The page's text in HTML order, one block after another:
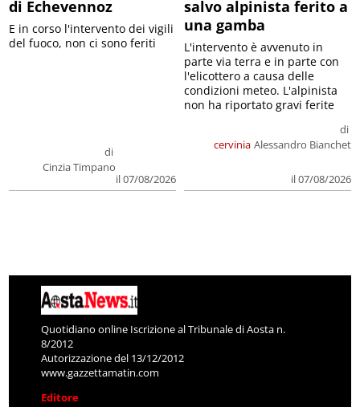
di Echevennoz
di
Cinzia Timpano
il 07/08/2026
E in corso l'intervento dei vigili
del fuoco, non ci sono feriti
salvo alpinista ferito a
una gamba
cervinia
di
Alessandro Bianchet
il 07/08/2026
L'intervento è avvenuto in
parte via terra e in parte con
l'elicottero a causa delle
condizioni meteo. L'alpinista
non ha riportato gravi ferite
Quotidiano online Iscrizione al Tribunale di Aosta n.
8/2012
Autorizzazione del 13/12/2012
www.gazzettamatin.com
Editore